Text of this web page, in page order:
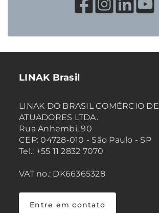
LINAK Brasil
LINAK DO BRASIL COMÉRCIO DE
ATUADORES LTDA.
Rua Anhembi, 90
CEP: 04728-010 - São Paulo - SP
Tel.: +55 11 2832 7070
VAT no.: DK66365328
Entre em contato